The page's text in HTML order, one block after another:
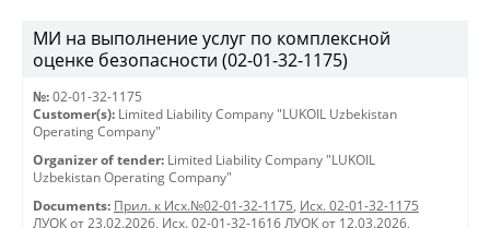
МИ на выполнение услуг по комплексной
оценке безопасности (02-01-32-1175)
№: 02-01-32-1175
Customer(s): Limited Liability Company "LUKOIL Uzbekistan
Operating Company"
Organizer of tender: Limited Liability Company "LUKOIL
Uzbekistan Operating Company"
Documents: Прил. к Исх.№02-01-32-1175, Исх. 02-01-32-1175
ЛУОК от 23.02.2026, Исх. 02-01-32-1616 ЛУОК от 12.03.2026,